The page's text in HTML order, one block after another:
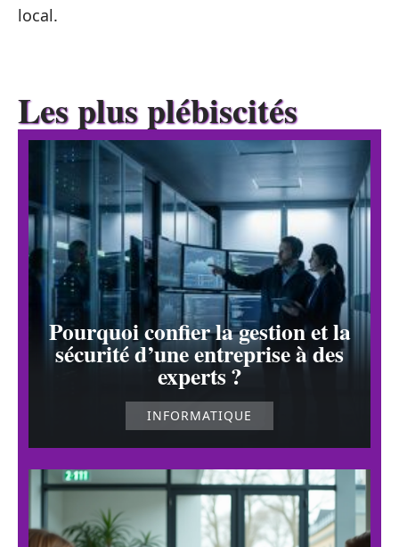
local.
Les plus plébiscités
Pourquoi confier la gestion et la
sécurité d’une entreprise à des
experts ?
INFORMATIQUE